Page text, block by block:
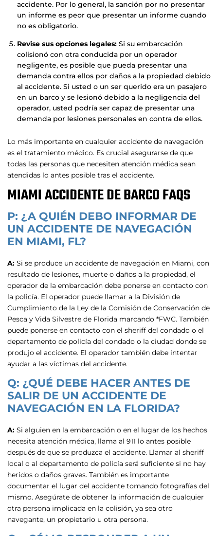
accidente. Por lo general, la sanción por no presentar
un informe es peor que presentar un informe cuando
no es obligatorio.
Revise sus opciones legales: Si su embarcación
colisionó con otra conducida por un operador
negligente, es posible que pueda presentar una
demanda contra ellos por daños a la propiedad debido
al accidente. Si usted o un ser querido era un pasajero
en un barco y se lesionó debido a la negligencia del
operador, usted podría ser capaz de presentar una
demanda por lesiones personales en contra de ellos.
Lo más importante en cualquier accidente de navegación
es el tratamiento médico. Es crucial asegurarse de que
todas las personas que necesiten atención médica sean
atendidas lo antes posible tras el accidente.
MIAMI ACCIDENTE DE BARCO FAQS
P: ¿A QUIÉN DEBO INFORMAR DE
UN ACCIDENTE DE NAVEGACIÓN
EN MIAMI, FL?
A: Si se produce un accidente de navegación en Miami, con
resultado de lesiones, muerte o daños a la propiedad, el
operador de la embarcación debe ponerse en contacto con
la policía. El operador puede llamar a la División de
Cumplimiento de la Ley de la Comisión de Conservación de
Pesca y Vida Silvestre de Florida marcando *FWC. También
puede ponerse en contacto con el sheriff del condado o el
departamento de policía del condado o la ciudad donde se
produjo el accidente. El operador también debe intentar
ayudar a las víctimas del accidente.
Q: ¿QUÉ DEBE HACER ANTES DE
SALIR DE UN ACCIDENTE DE
NAVEGACIÓN EN LA FLORIDA?
A: Si alguien en la embarcación o en el lugar de los hechos
necesita atención médica, llama al 911 lo antes posible
después de que se produzca el accidente. Llamar al sheriff
local o al departamento de policía será suficiente si no hay
heridos o daños graves. También es importante
documentar el lugar del accidente tomando fotografías del
mismo. Asegúrate de obtener la información de cualquier
otra persona implicada en la colisión, ya sea otro
navegante, un propietario u otra persona.